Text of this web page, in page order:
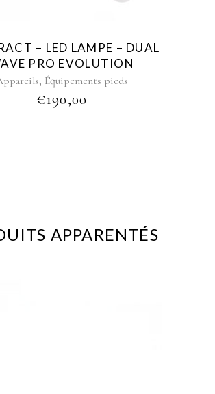
– LED LAMPE – DUAL
PRO EVOLUTION
, Équipements pieds
€190,00
APPARENTÉS